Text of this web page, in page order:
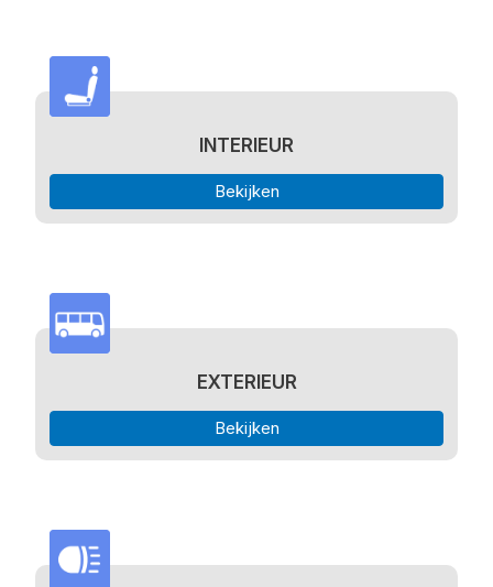
INTERIEUR
Bekijken
EXTERIEUR
Bekijken